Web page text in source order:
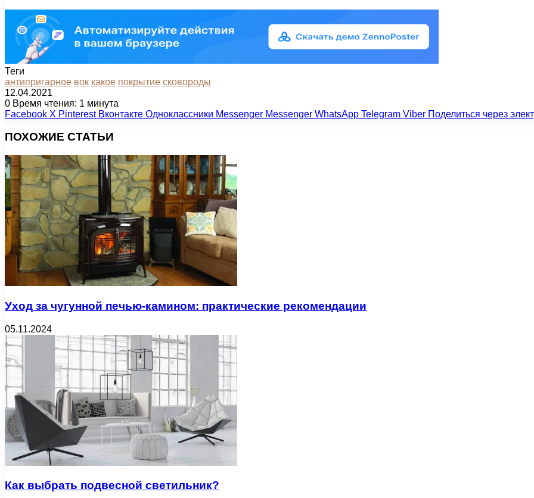
Теги
антипригарное вок какое покрытие сковороды
12.04.2021
0 Время чтения: 1 минута
Facebook X Pinterest Вконтакте Одноклассники Messenger Messenger WhatsApp Telegram Viber Поделиться через
ПОХОЖИЕ СТАТЬИ
Уход за чугунной печью-камином: практические рекомендации
05.11.2024
Как выбрать подвесной светильник?